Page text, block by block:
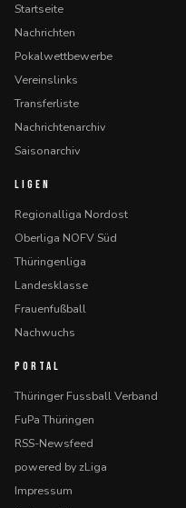
Startseite
Nachrichten
Pokalwettbewerbe
Vereinslinks
Transferliste
Nachrichtenarchiv
Saisonarchiv
LIGEN
Regionalliga Nordost
Oberliga NOFV Süd
Thüringenliga
Landesklasse
Frauenfußball
Nachwuchs
PORTAL
Thüringer Fussball Verband
FuPa Thüringen
RSS-Newsfeed
powered by zLiga
Impressum